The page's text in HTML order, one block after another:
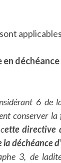
6 de
conserver
ette directive
déchéance
3, de